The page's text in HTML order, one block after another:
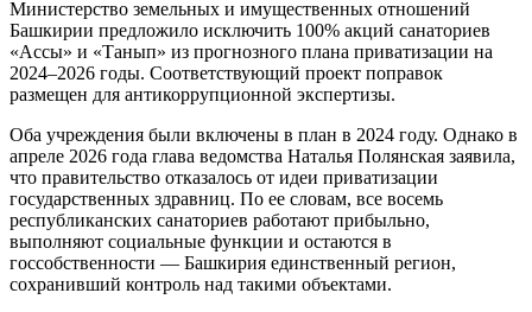
Министерство земельных и имущественных отношений
Башкирии предложило исключить 100% акций санаториев
«Ассы» и «Танып» из прогнозного плана приватизации на
2024–2026 годы. Соответствующий проект поправок
размещен для антикоррупционной экспертизы.
Оба учреждения были включены в план в 2024 году. Однако в
апреле 2026 года глава ведомства Наталья Полянская заявила,
что правительство отказалось от идеи приватизации
государственных здравниц. По ее словам, все восемь
республиканских санаториев работают прибыльно,
выполняют социальные функции и остаются в
госсобственности — Башкирия единственный регион,
сохранивший контроль над такими объектами.